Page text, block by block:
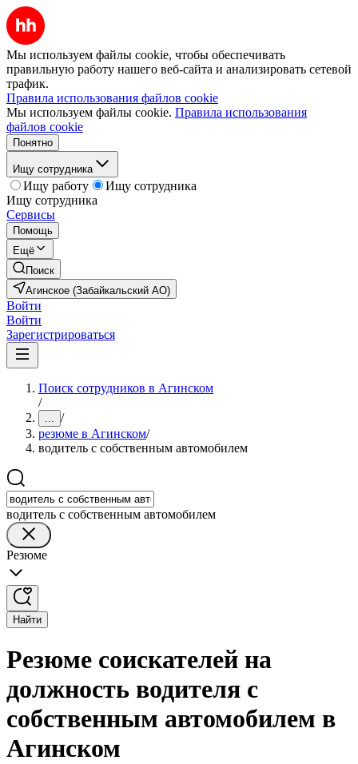
Мы используем файлы cookie, чтобы обеспечивать
правильную работу нашего веб-сайта и анализировать сетевой
трафик.
Правила использования файлов cookie
Мы используем файлы cookie. Правила использования
файлов cookie
Понятно
Ищу сотрудника
Ищу работу
Ищу сотрудника
Ищу сотрудника
Сервисы
Помощь
Ещё
Поиск
Агинское (Забайкальский АО)
Войти
Войти
Зарегистрироваться
Поиск сотрудников в Агинском
/
... /
резюме в Агинском/
водитель с собственным автомобилем
водитель с собственным автомобилем
Резюме
Найти
Резюме соискателей на
должность водителя с
собственным автомобилем в
Агинском